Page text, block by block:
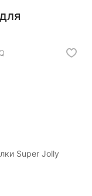
Super Jolly